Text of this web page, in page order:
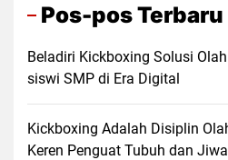
Pos-pos Terbaru
Beladiri Kickboxing Solusi
siswi SMP di Era Digital
Kickboxing Adalah Disiplin
Keren Penguat Tubuh dan Jiwa